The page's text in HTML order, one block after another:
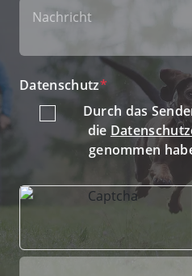
Datenschutz*
Durch das
die
genommen